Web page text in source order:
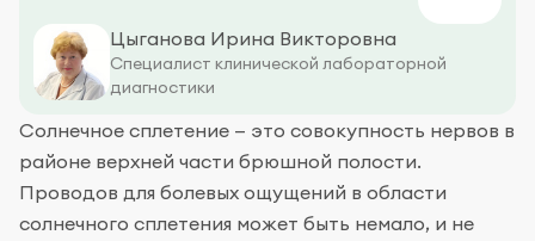
Цыганова Ирина Викторовна
Специалист клинической лабораторной
диагностики
Солнечное сплетение — это совокупность нервов в
районе верхней части брюшной полости.
Проводов для болевых ощущений в области
солнечного сплетения может быть немало, и не